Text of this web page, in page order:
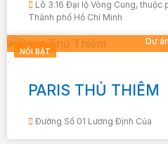
Lô 3.16 Đại lộ Vòng Cung, thuộc
Thành phố Hồ Chí Minh
NỔI BẬT
Dự án
PARIS THỦ THIÊM
Đường Số 01 Lương Định Của